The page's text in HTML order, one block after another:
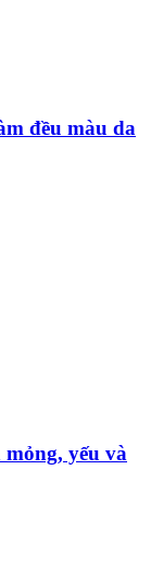
đều màu da
yếu và